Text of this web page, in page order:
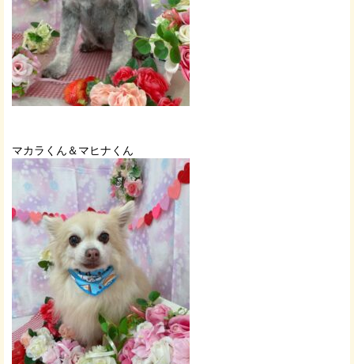
マカラくん＆マヒナくん